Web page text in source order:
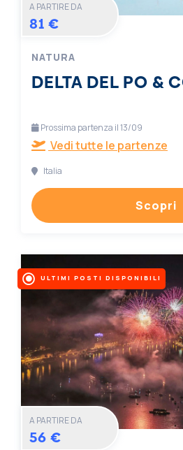
A PARTIRE DA
81 €
NATURA
DELTA DEL PO &
Prossima partenza il 13/09
Vedi tutte le partenze
Italia
Scopri
ULTIMI POSTI DISPONIBILI
A PARTIRE DA
56 €